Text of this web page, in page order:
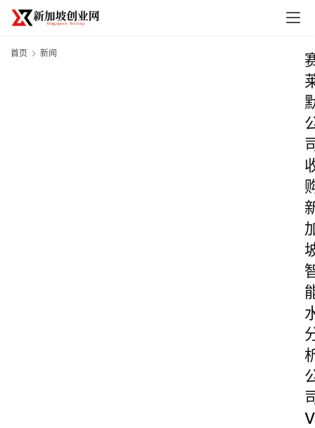
首页 新闻
V